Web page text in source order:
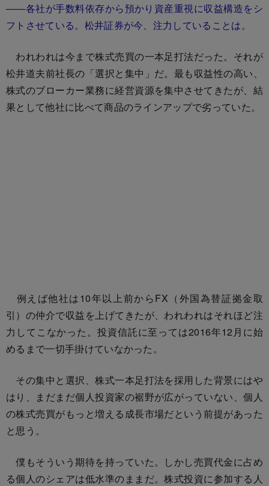
――各社が手数料依存から預かり資産重視に収益構造をシ
フトさせている。松井証券が今、注力していることは。
われわれは今まで株式売買の一本足打法だった。それが
松井道夫前社長の「選択と集中」だ。最も収益性の高い、
株式のブローカー業務に経営資源を集中させてきたが、結
果として他社に比べて商品のラインアップで劣っていた。
例えば他社は10年以上前からFX（外国為替証拠金取
引）の仲介で収益を上げてきたが、われわれはそれほど注
力してこなかった。投資信託に至っては2016年12月に始
めるまで一切手掛けていなかった。
その集中と選択、株式一本足打法を採用した背景にはや
はり、まだまだ個人投資家の裾野が広がっていない、個人
の株式売買がもっと増える成長市場だという前提があった
と思う。
僕もそういう期待を持っていた。しかし売買代金に占め
る個人のシェアは低水準のままだ。株式投資に参加する人